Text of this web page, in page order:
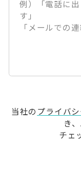
当社の プライバ
き、
チェ